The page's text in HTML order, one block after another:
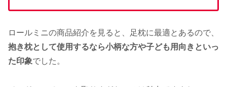
ロールミニの商品紹介を見ると、足枕に最適とあるので、
抱き枕として使用するなら小柄な方や子ども用向きといっ
た印象でした。